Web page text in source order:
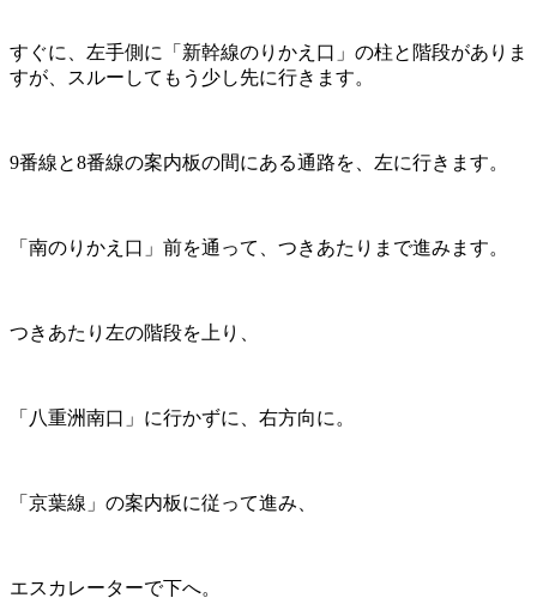
すぐに、左手側に「新幹線のりかえ口」の柱と階段がありま
すが、スルーしてもう少し先に行きます。
9番線と8番線の案内板の間にある通路を、左に行きます。
「南のりかえ口」前を通って、つきあたりまで進みます。
つきあたり左の階段を上り、
「八重洲南口」に行かずに、右方向に。
「京葉線」の案内板に従って進み、
エスカレーターで下へ。